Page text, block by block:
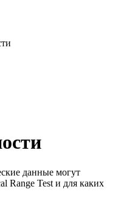
данные могут
Range Test и для каких